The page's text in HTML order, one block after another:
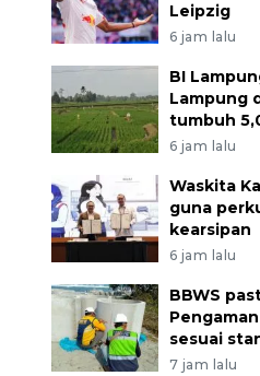
Leipzig
6 jam lalu
BI
Lampung
tumbuh
6 jam lalu
Waskita
guna
kearsipan
6 jam lalu
BBWS
sesuai
7 jam lalu